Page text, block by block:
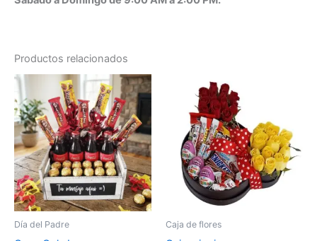
Productos relacionados
Día del Padre Caja de flores